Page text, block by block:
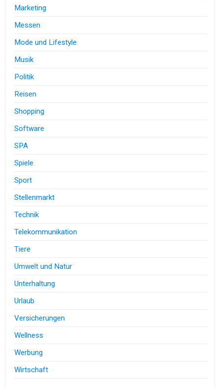
Marketing
Messen
Mode und Lifestyle
Musik
Politik
Reisen
Shopping
Software
SPA
Spiele
Sport
Stellenmarkt
Technik
Telekommunikation
Tiere
Umwelt und Natur
Unterhaltung
Urlaub
Versicherungen
Wellness
Werbung
Wirtschaft